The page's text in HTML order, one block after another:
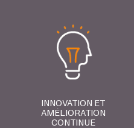
INNOVATION ET
AMÉLIORATION
CONTINUE